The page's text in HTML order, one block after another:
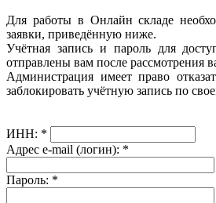
Для работы в Онлайн складе
заявки, приведённую ниже.
Учётная запись и пароль для
отправлены вам после рассмотрения
Администрация имеет право
заблокировать учётную запись по
ИНН: *
Адрес e-mail (логин): *
Пароль: *